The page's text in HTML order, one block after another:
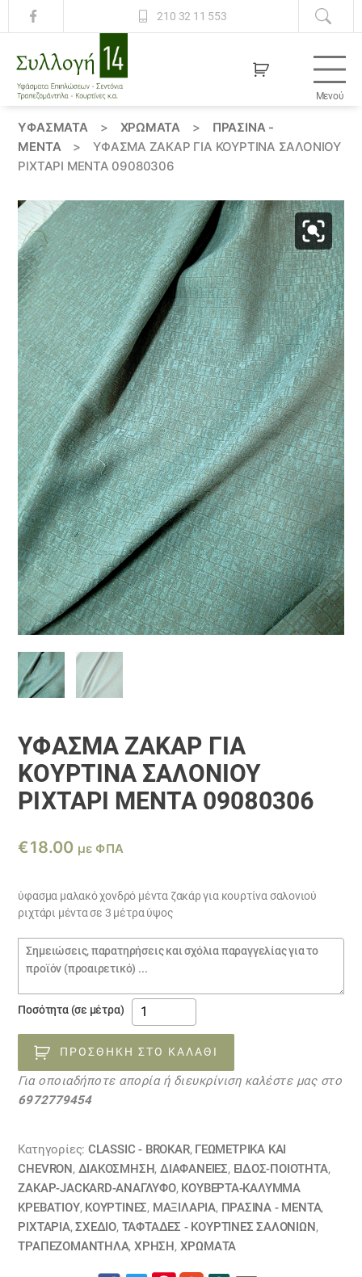
210 32 11 553
14
Μενού
ΥΦΆΣΜΑΤΑ > ΧΡΏΜΑΤΑ >
ΠΡΑΣΙΝΑ -
ΜΕΝΤΑ
>
ΎΦΑΣΜΑ ΖΑΚΆΡ ΓΙΑ ΚΟΥΡΤΊΝΑ ΣΑΛΟΝΙΟΎ
ΡΙΧΤΆΡΙ ΜΈΝΤΑ 09080306
ΎΦΑΣΜΑ ΖΑΚΆΡ ΓΙΑ
ΚΟΥΡΤΊΝΑ ΣΑΛΟΝΙΟΎ
ΡΙΧΤΆΡΙ ΜΈΝΤΑ 09080306
€18.00 με ΦΠΑ
ύφασμα μαλακό χονδρό μέντα ζακάρ για κουρτίνα σαλονιού
ριχτάρι μέντα σε 3 μέτρα ύψος
Σημειώσεις
παραγγελίας
Ποσότητα (σε μέτρα)
ύφασμα
ζακάρ
για
κουρτίνα
σαλονιού
09080306
ποσότητα
ΠΡΟΣΘΉΚΗ ΣΤΟ ΚΑΛΆΘΙ
Για οποιαδήποτε απορία ή διευκρίνιση καλέστε μας στο
6972779454
Κατηγορίες: CLASSIC - BROKAR, ΓΕΩΜΕΤΡΙΚΆ ΚΑΙ
CHEVRON , ΔΙΑΚΟΣΜΗΣΗ,ΔΙΑΦΆΝΕΙΕΣ, ΕΙΔΟΣ-ΠΟΙΟΤΗΤΑ,
ΖΑΚΆΡ-JACKARD-ΑΝΆΓΛΥΦΟ, ΚΟΥΒΈΡΤΑ-ΚΆΛΥΜΜΑ
ΚΡΕΒΑΤΙΟΎ, ΚΟΥΡΤΊΝΕΣ, ΜΑΞΙΛΆΡΙΑ, ΠΡΑΣΙΝΑ - ΜΕΝΤΑ,
ΡΙΧΤΆΡΙΑ,ΣΧΕΔΙΟ, ΤΑΦΤΆΔΕΣ - ΚΟΥΡΤΊΝΕΣ ΣΑΛΟΝΙΏΝ ,
ΤΡΑΠΕΖΟΜΆΝΤΗΛΑ,ΧΡΗΣΗ , ΧΡΏΜΑΤΑ